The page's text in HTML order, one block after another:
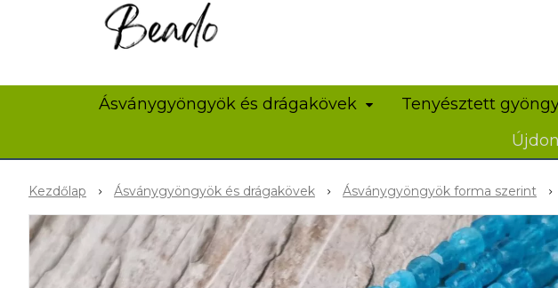
Ásványgyöngyök és drágakövek Tenyésztett
Kezdőlap Ásványgyöngyök és drágakövek Ásványgyöngyök forma szerint